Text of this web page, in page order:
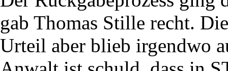
gab Thomas Stille recht.
Urteil aber blieb irgendwo